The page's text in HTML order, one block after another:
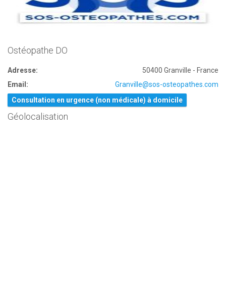
Ostéopathe DO
Adresse:
50400 Granville - France
Email:
Granville@sos-osteopathes.com
Consultation en urgence (non médicale) à domicile
Géolocalisation